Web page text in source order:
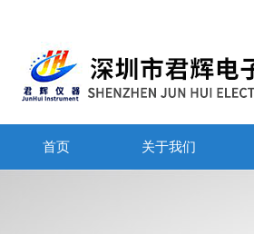
首页 关于我们